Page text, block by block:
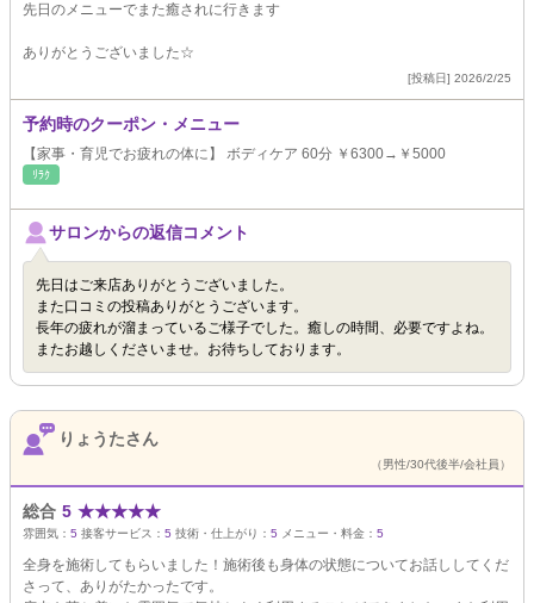
先日のメニューでまた癒されに行きます
ありがとうございました☆
[投稿日] 2026/2/25
予約時のクーポン・メニュー
【家事・育児でお疲れの体に】 ボディケア 60分 ￥6300→￥5000
ﾘﾗｸ
サロンからの返信コメント
先日はご来店ありがとうございました。
また口コミの投稿ありがとうございます。
長年の疲れが溜まっているご様子でした。癒しの時間、必要ですよね。
またお越しくださいませ。お待ちしております。
りょうたさん
（男性/30代後半/会社員）
総合 5 ★★★★★
雰囲気： 5 接客サービス： 5 技術・仕上がり： 5 メニュー・料金： 5
全身を施術してもらいました！施術後も身体の状態についてお話ししてくだ
さって、ありがたかったです。